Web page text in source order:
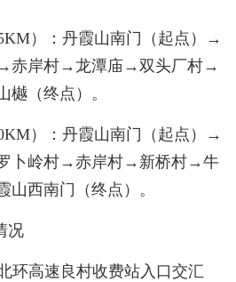
）：丹霞山南门（起点）→
赤岸村→龙潭庙→双头厂村→
（终点）。
）：丹霞山南门（起点）→
卜岭村→赤岸村→新桥村→牛
西南门（终点）。
况
环高速良村收费站入口交汇